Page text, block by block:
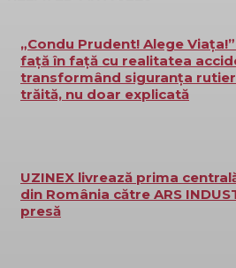
„Condu Prudent! Alege
față în față cu realitatea
transformând siguranța
trăită, nu doar explicată
UZINEX livrează prima
din România către ARS
presă